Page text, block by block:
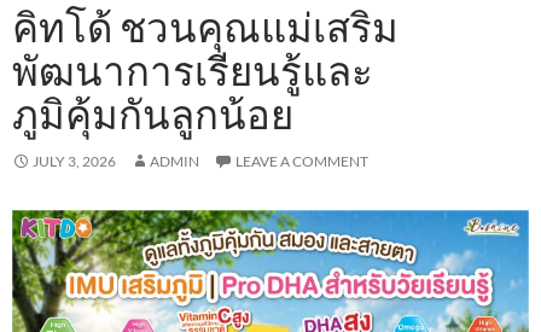
คิทโด้ ชวนคุณแม่เสริม
พัฒนาการเรียนรู้และ
ภูมิคุ้มกันลูกน้อย
JULY 3, 2026 ADMIN LEAVE A COMMENT